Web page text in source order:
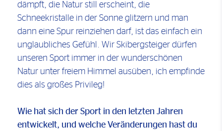
dämpft, die Natur still erscheint, die
Schneekristalle in der Sonne glitzern und man
dann eine Spur reinziehen darf, ist das einfach ein
unglaubliches Gefühl. Wir Skibergsteiger dürfen
unseren Sport immer in der wunderschönen
Natur unter freiem Himmel ausüben, ich empfinde
dies als großes Privileg!
Wie hat sich der Sport in den letzten Jahren
entwickelt, und welche Veränderungen hast du